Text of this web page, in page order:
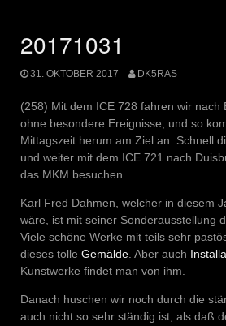
20171031
31. OKTOBER 2017 DK5RAS
(258) Mit dem ICE 728 fahren wir nach
ohne besondere Ereignisse, und so
Mittagszeit herum am Ziel an. Schnell
und weiter mit dem ICE 721 nach
das MKM besuchen.
Karl Fred Dahmen, welcher in diesem
wäre, ist mit seiner Sonderausstellung
Viele schöne Werke mit teils sehr
dieses tolle Gemälde. Aber auch
Kunstwerke findet man von ihm.
Danach huschen wir noch durch die
auch nicht so sehr ständig ist, als daß